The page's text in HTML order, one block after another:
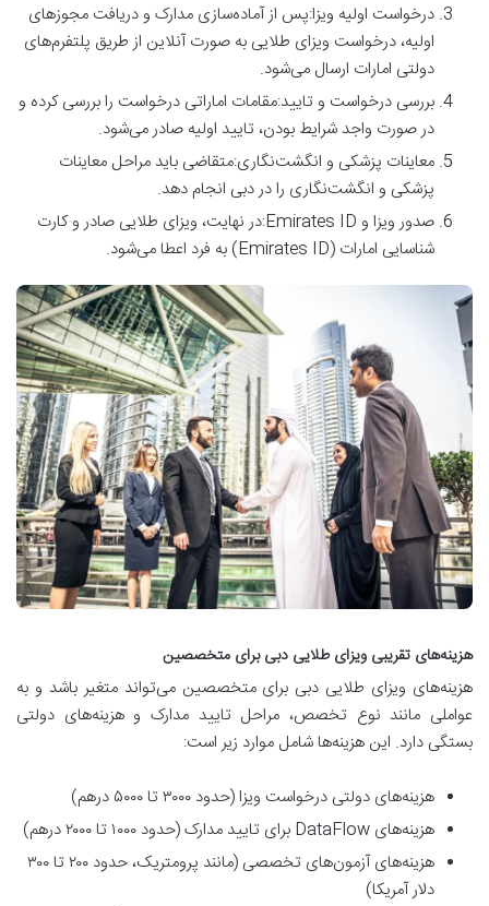
درخواست اولیه ویزا:پس از آماده‌سازی مدارک و دریافت مجوزهای
اولیه، درخواست ویزای طلایی به صورت آنلاین از طریق پلتفرم‌های
دولتی امارات ارسال می‌شود.
بررسی درخواست و تایید:مقامات اماراتی درخواست را بررسی کرده و
در صورت واجد شرایط بودن، تایید اولیه صادر می‌شود.
معاینات پزشکی و انگشت‌نگاری:متقاضی باید مراحل معاینات
پزشکی و انگشت‌نگاری را در دبی انجام دهد.
صدور ویزا و Emirates ID:در نهایت، ویزای طلایی صادر و کارت
شناسایی امارات (Emirates ID) به فرد اعطا می‌شود.
هزینه‌های تقریبی ویزای طلایی دبی برای متخصصین
هزینه‌های ویزای طلایی دبی برای متخصصین می‌تواند متغیر باشد و به
عواملی مانند نوع تخصص، مراحل تایید مدارک و هزینه‌های دولتی
بستگی دارد. این هزینه‌ها شامل موارد زیر است:
هزینه‌های دولتی درخواست ویزا (حدود ۳۰۰۰ تا ۵۰۰۰ درهم)
هزینه‌های DataFlow برای تایید مدارک (حدود ۱۰۰۰ تا ۲۰۰۰ درهم)
هزینه‌های آزمون‌های تخصصی (مانند پرومتریک، حدود ۲۰۰ تا ۳۰۰
دلار آمریکا)